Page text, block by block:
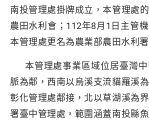
南投管理處掛牌成立，本管理處
農田水利會；112年8月1日主管
本管理處更名為農業部農田水利
本管理處事業區域位居臺灣中
脈為鄰，西南以烏溪支流貓羅溪
彰化管理處鄰接，北以草湖溪為
署臺中管理處，範圍涵蓋南投縣